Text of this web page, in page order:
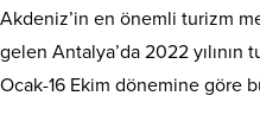
Akdeniz’in en önemli turizm
gelen Antalya’da 2022 yılının
Ocak-16 Ekim dönemine göre